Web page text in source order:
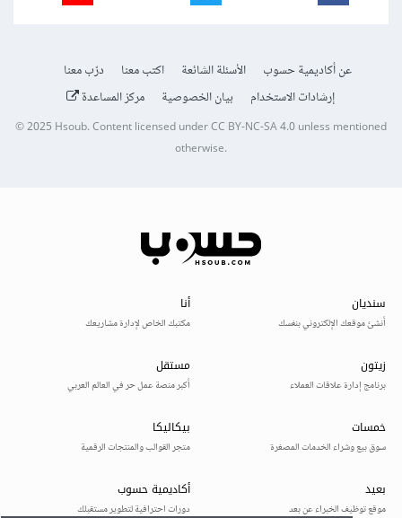
عن أكاديمية حسوب الأسئلة الشائعة اكتب معنا
درّب معنا
إرشادات الاستخدام
بيان الخصوصية مركز المساعدة
© 2025Hsoub.Content licensed underCC BY-NC-SA 4.0unless mentioned
otherwise.